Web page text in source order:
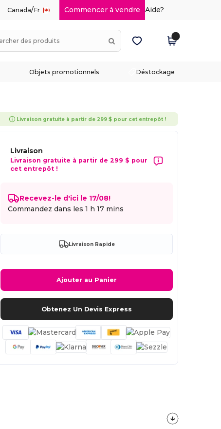
Canada/Fr Commencer à vendre Aide?
Objets promotionnels Déstockage
Livraison gratuite à partir de 299 $ pour cet entrepôt !
Livraison
Livraison gratuite à partir de 299 $ pour
cet entrepôt !
Recevez-le d'ici le 17/08!
Commandez dans les1 h 17 mins
Livraison Rapide
Ajouter au Panier
Obtenez Un Devis Express